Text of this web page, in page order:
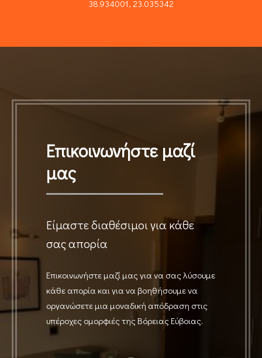
38.934001, 23.035342
Επικοινωνήστε μαζί
μας
Είμαστε διαθέσιμοι για κάθε
σας απορία
Επικοινωνήστε μαζί μας για να σας λύσουμε
κάθε απορία και για να βοηθήσουμε να
οργανώσετε μια μοναδική απόδραση στις
υπέροχες ομορφιές της Βόρειας Εύβοιας.